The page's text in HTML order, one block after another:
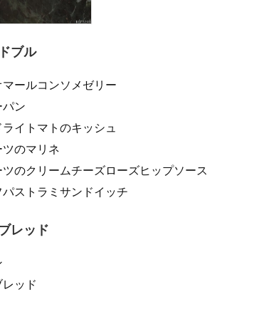
ブル
ールコンソメゼリー
ン
イトマトのキッシュ
のマリネ
のクリームチーズローズヒップソース
ストラミサンドイッチ
レッド
ッド